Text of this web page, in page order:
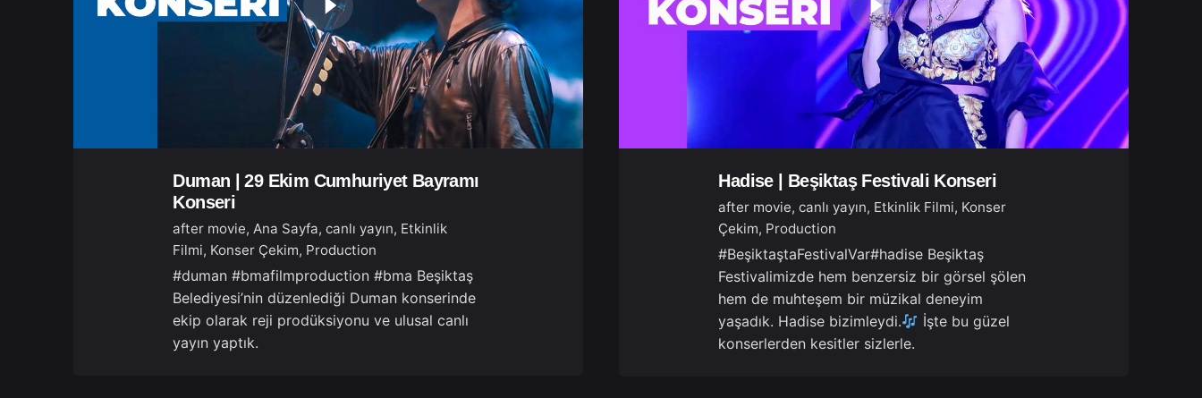
Duman | 29 Ekim Cumhuriyet Bayramı
Konseri
after movie Ana Sayfa canlı yayın Etkinlik
Filmi Konser Çekim Production
#duman #bmafilmproduction #bma Beşiktaş
Belediyesi’nin düzenlediği Duman konserinde
ekip olarak reji prodüksiyonu ve ulusal canlı
yayın yaptık.
Hadise | Beşiktaş Festivali Konseri
after movie canlı yayın Etkinlik Filmi Konser
Çekim Production
#BeşiktaştaFestivalVar#hadise Beşiktaş
Festivalimizde hem benzersiz bir görsel şölen
hem de muhteşem bir müzikal deneyim
yaşadık. Hadise bizimleydi.
İşte bu güzel
konserlerden kesitler sizlerle.